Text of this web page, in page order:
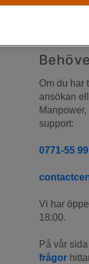
Om du har
ansökan
support:
0771-55
Vi har
18:00.
På vår
frågor